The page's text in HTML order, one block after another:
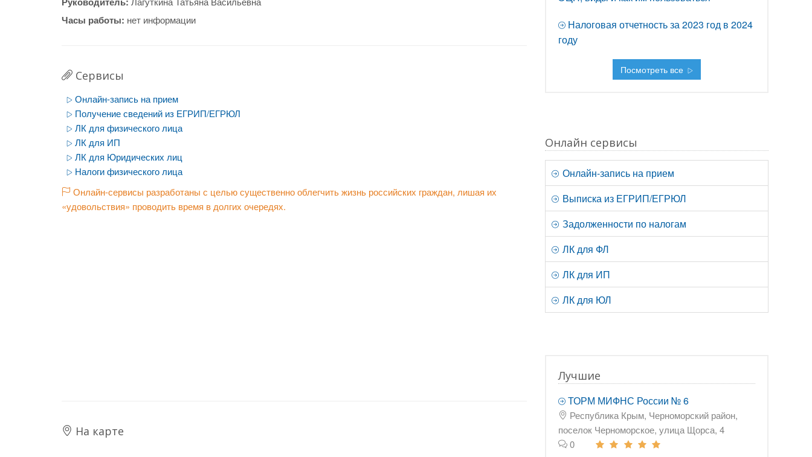
Часы работы: нет информации
Сервисы
Онлайн-запись на прием
Получение сведений из ЕГРИП/ЕГРЮЛ
ЛК для физического лица
ЛК для ИП
ЛК для Юридических лиц
Налоги физического лица
Онлайн-сервисы разработаны с целью существенно облегчить жизнь российских граждан, лишая их
«удовольствия» проводить время в долгих очередях.
На карте
Налоговая отчетность за 2023 год в 2024
году
Посмотреть все
Онлайн сервисы
Онлайн-запись на прием
Выписка из ЕГРИП/ЕГРЮЛ
Задолженности по налогам
ЛК для ФЛ
ЛК для ИП
ЛК для ЮЛ
Лучшие
ТОРМ МИФНС России № 6
Республика Крым, Черноморский район,
поселок Черноморское, улица Щорса, 4
0